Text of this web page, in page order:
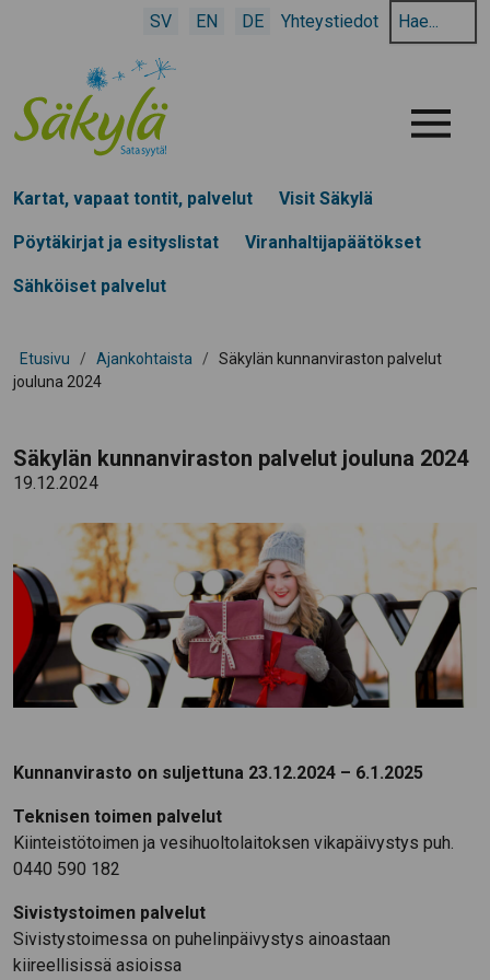
SV EN DE Yhteystiedot
Hae
hakusanalla:
Menu
Kartat, vapaat tontit, palvelut Visit Säkylä
Pöytäkirjat ja esityslistat Viranhaltijapäätökset
Sähköiset palvelut
Etusivu / Ajankohtaista /
Säkylän kunnanviraston palvelut
jouluna 2024
Säkylän kunnanviraston palvelut jouluna 2024
19.12.2024
Kunnanvirasto on suljettuna 23.12.2024 – 6.1.2025
Teknisen toimen palvelut
Kiinteistötoimen ja vesihuoltolaitoksen vikapäivystys puh.
0440 590 182
Sivistystoimen palvelut
Sivistystoimessa on puhelinpäivystys ainoastaan
kiireellisissä asioissa